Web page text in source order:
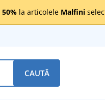
50% la articolele Malfini
CAUTĂ